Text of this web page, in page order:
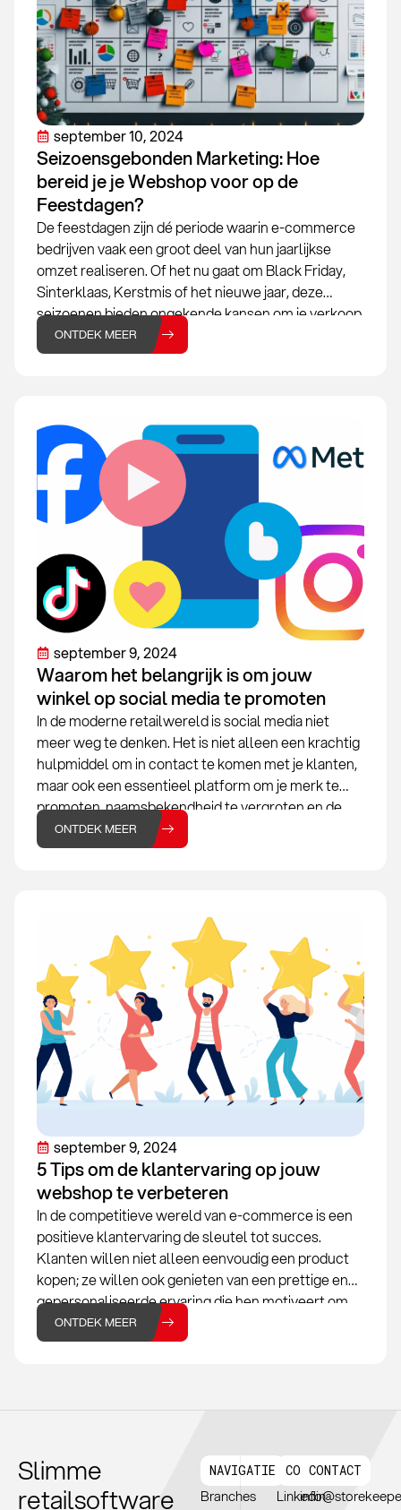
september 10, 2024
Seizoensgebonden Marketing: Hoe
bereid je je Webshop voor op de
Feestdagen?
De feestdagen zijn dé periode waarin e-commerce
bedrijven vaak een groot deel van hun jaarlijkse
omzet realiseren. Of het nu gaat om Black Friday,
Sinterklaas, Kerstmis of het nieuwe jaar, deze
seizoenen bieden ongekende kansen om je verkoop
te verhogen. Maar om optimaal te profiteren van
deze drukke periode, is
ONTDEK MEER
september 9, 2024
Waarom het belangrijk is om jouw
winkel op social media te promoten
In de moderne retailwereld is social media niet
meer weg te denken. Het is niet alleen een krachtig
hulpmiddel om in contact te komen met je klanten,
maar ook een essentieel platform om je merk te
promoten, naamsbekendheid te vergroten en de
omzet van je modewinkel te verhogen. Voor
modewinkels,
ONTDEK MEER
september 9, 2024
5 Tips om de klantervaring op jouw
webshop te verbeteren
In de competitieve wereld van e-commerce is een
positieve klantervaring de sleutel tot succes.
Klanten willen niet alleen eenvoudig een product
kopen; ze willen ook genieten van een prettige en
gepersonaliseerde ervaring die hen motiveert om
terug te keren. Om ervoor te zorgen dat jouw
webshop zich onderscheidt van de
ONTDEK MEER
Slimme
retailsoftware
NAVIGATIE
Branches
CONNTECT
Linkedin
CONTACT